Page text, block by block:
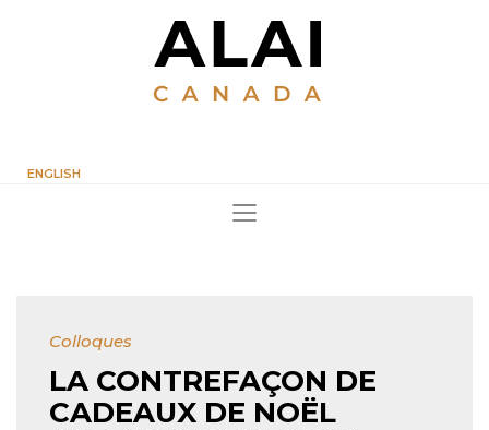
ENGLISH
Colloques
LA CONTREFAÇON DE
CADEAUX DE NOËL